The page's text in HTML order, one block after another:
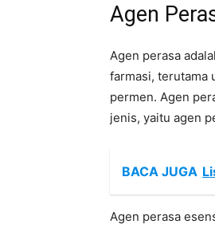
Agen
Agen perasa
farmasi, terutama
permen. Agen
jenis, yaitu agen
BACA JUGA
Agen perasa